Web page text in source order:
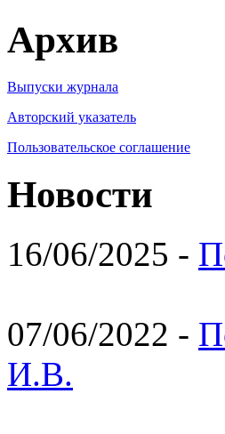
Архив
Выпуски журнала
Авторский указатель
Пользовательское соглашение
Новости
16/06/2025 -
07/06/2022 -
И.В.